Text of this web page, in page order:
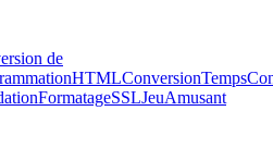
de
HTMLConversionTemps
FormatageSSLJeuAmusant